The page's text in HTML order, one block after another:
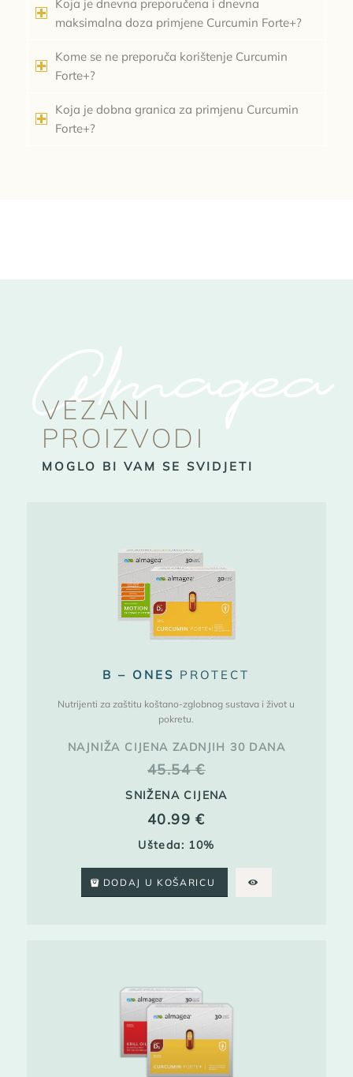
Koja je dnevna preporučena i dnevna
maksimalna doza primjene Curcumin Forte+?
Kome se ne preporuča korištenje Curcumin
Forte+?
Koja je dobna granica za primjenu Curcumin
Forte+?
Almagea
VEZANI
PROIZVODI
MOGLO BI VAM SE SVIDJETI
B – ONES PROTECT
Nutrijenti za zaštitu koštano-zglobnog sustava i život u
pokretu.
NAJNIŽA CIJENA ZADNJIH 30 DANA
45.54€
SNIŽENA CIJENA
40.99€
Ušteda: 10%
DODAJ U KOŠARICU